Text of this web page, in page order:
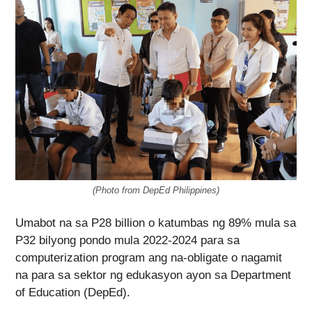
(Photo from DepEd Philippines)
Umabot na sa P28 billion o katumbas ng 89% mula sa
P32 bilyong pondo mula 2022-2024 para sa
computerization program ang na-obligate o nagamit
na para sa sektor ng edukasyon ayon sa Department
of Education (DepEd).